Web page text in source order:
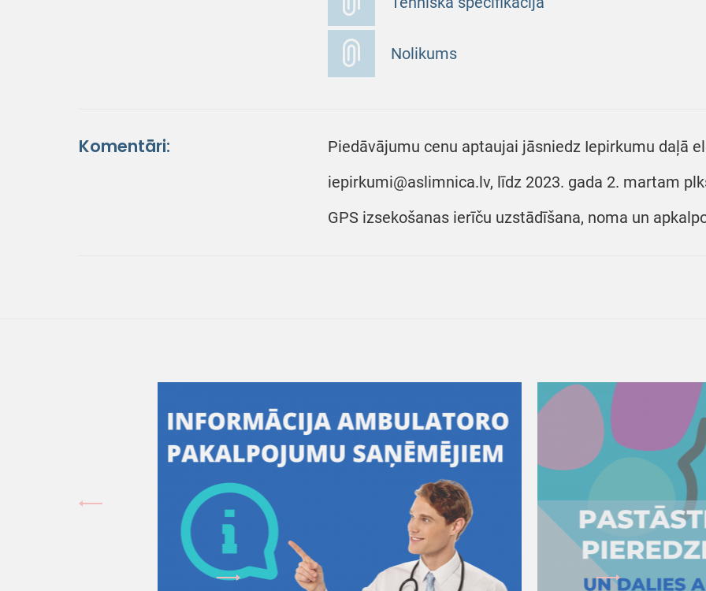
Nolikums
Komentāri:
Piedāvājumu cenu aptaujai jāsniedz Iepirkumu daļā
iepirkumi@aslimnica.lv, līdz 2023. gada 2. martam
GPS izsekošanas ierīču uzstādīšana, noma un